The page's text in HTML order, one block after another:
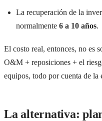
La recuperación de la
normalmente 6 a 10 años.
El costo real, entonces, no es
O&M + reposiciones + el
equipos, todo por cuenta de la
La alternativa: